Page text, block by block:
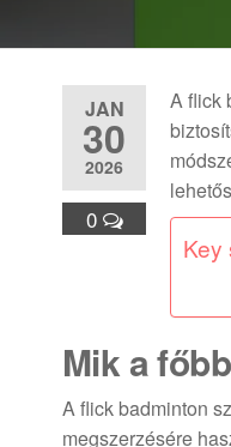
JAN
30
2026
0
A flick
Key
Mik a
A flick badminton
megszerzésére